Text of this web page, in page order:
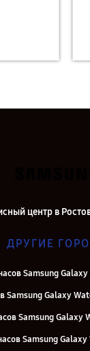
центр в
ДРУГИЕ
Samsung
Samsung Galaxy
Samsung Galaxy
Samsung